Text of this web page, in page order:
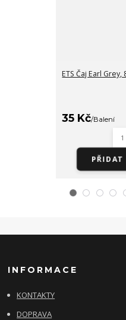
ETS Čaj Earl
35 Kč/Balení
PŘIDAT
INFORMACE
KONTAKTY
DOPRAVA